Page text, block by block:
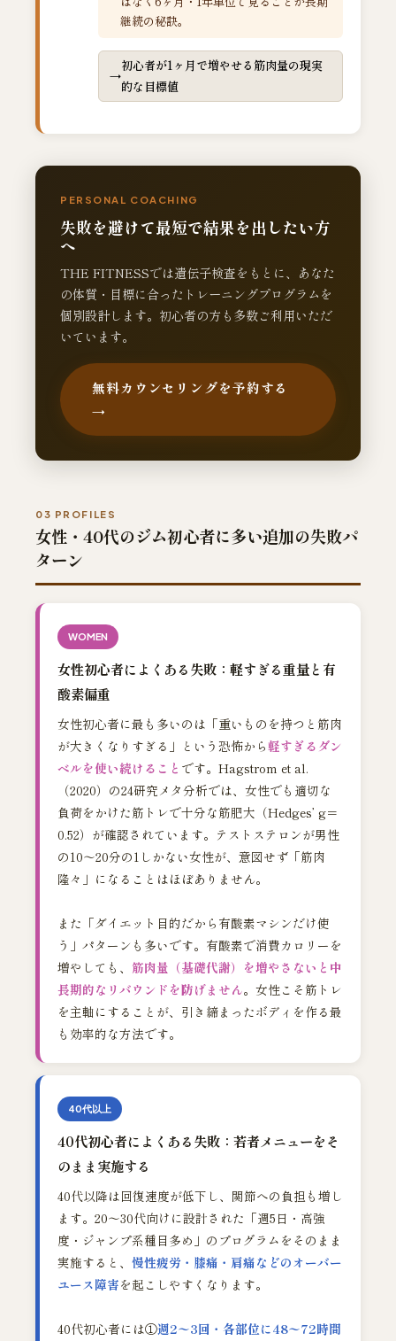
継続の秘訣。
初心者が1ヶ月で増やせる筋肉量の現実
的な目標値
PERSONAL COACHING
失敗を避けて最短で結果を出したい方
へ
THE FITNESSでは遺伝子検査をもとに、あなた
の体質・目標に合ったトレーニングプログラムを
個別設計します。初心者の方も多数ご利用いただ
いています。
無料カウンセリングを予約する
→
03 PROFILES
女性・40代のジム初心者に多い追加の失敗パ
ターン
WOMEN
女性初心者によくある失敗：軽すぎる重量と有
酸素偏重
女性初心者に最も多いのは「重いものを持つと筋肉
が大きくなりすぎる」という恐怖から軽すぎるダン
ベルを使い続けること です。Hagstrom et al.
（2020）の24研究メタ分析では、女性でも適切な
負荷をかけた筋トレで十分な筋肥大（Hedges’ g＝
0.52）が確認されています。テストステロンが男性
の10〜20分の1しかない女性が、意図せず「筋肉
隆々」になることはほぼありません。
また「ダイエット目的だから有酸素マシンだけ使
う」パターンも多いです。有酸素で消費カロリーを
増やしても、 筋肉量（基礎代謝）を増やさないと中
長期的なリバウンドを防げません。女性こそ筋トレ
を主軸にすることが、引き締まったボディを作る最
も効率的な方法です。
40代以上
40代初心者によくある失敗：若者メニューをそ
のまま実施する
40代以降は回復速度が低下し、関節への負担も増し
ます。20〜30代向けに設計された「週5日・高強
度・ジャンプ系種目多め」のプログラムをそのまま
実施すると、 慢性疲労・膝痛・肩痛などのオーバー
ユース障害を起こしやすくなります。
40代初心者には①週2〜3回・各部位に48〜72時間